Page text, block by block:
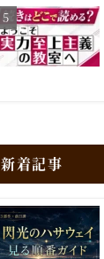
新着記事